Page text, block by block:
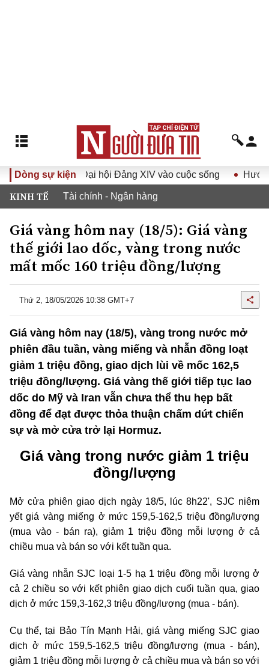
Dòng sự kiện
quyết Đại hội Đảng XIV vào cuộc sống Hướng tới
KINH TẾ Tài chính - Ngân hàng
Giá vàng hôm nay (18/5): Giá vàng
thế giới lao dốc, vàng trong nước
mất mốc 160 triệu đồng/lượng
Thứ 2, 18/05/2026 10:38 GMT+7
Giá vàng hôm nay (18/5), vàng trong nước mở
phiên đầu tuần, vàng miếng và nhẫn đồng loạt
giảm 1 triệu đồng, giao dịch lùi về mốc 162,5
triệu đồng/lượng. Giá vàng thế giới tiếp tục lao
dốc do Mỹ và Iran vẫn chưa thể thu hẹp bất
đồng để đạt được thỏa thuận chấm dứt chiến
sự và mở cửa trở lại Hormuz.
Giá vàng trong nước giảm 1 triệu
đồng/lượng
Mở cửa phiên giao dịch ngày 18/5, lúc 8h22', SJC niêm
yết giá vàng miếng ở mức 159,5-162,5 triệu đồng/lượng
(mua vào - bán ra), giảm 1 triệu đồng mỗi lượng ở cả
chiều mua và bán so với kết tuần qua.
Giá vàng nhẫn SJC loại 1-5 hạ 1 triệu đồng mỗi lượng ở
cả 2 chiều so với kết phiên giao dịch cuối tuần qua, giao
dịch ở mức 159,3-162,3 triệu đồng/lượng (mua - bán).
Cụ thể, tại Bảo Tín Mạnh Hải, giá vàng miếng SJC giao
dịch ở mức 159,5-162,5 triệu đồng/lượng (mua - bán),
giảm 1 triệu đồng mỗi lượng ở cả chiều mua và bán so với